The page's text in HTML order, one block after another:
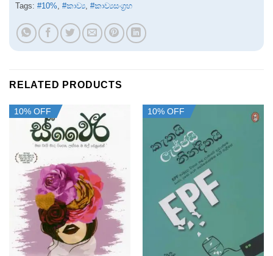
Tags: #10% #කාව්‍ය #කාව්‍යසංග්‍රහ
RELATED PRODUCTS
10% OFF 10% OFF